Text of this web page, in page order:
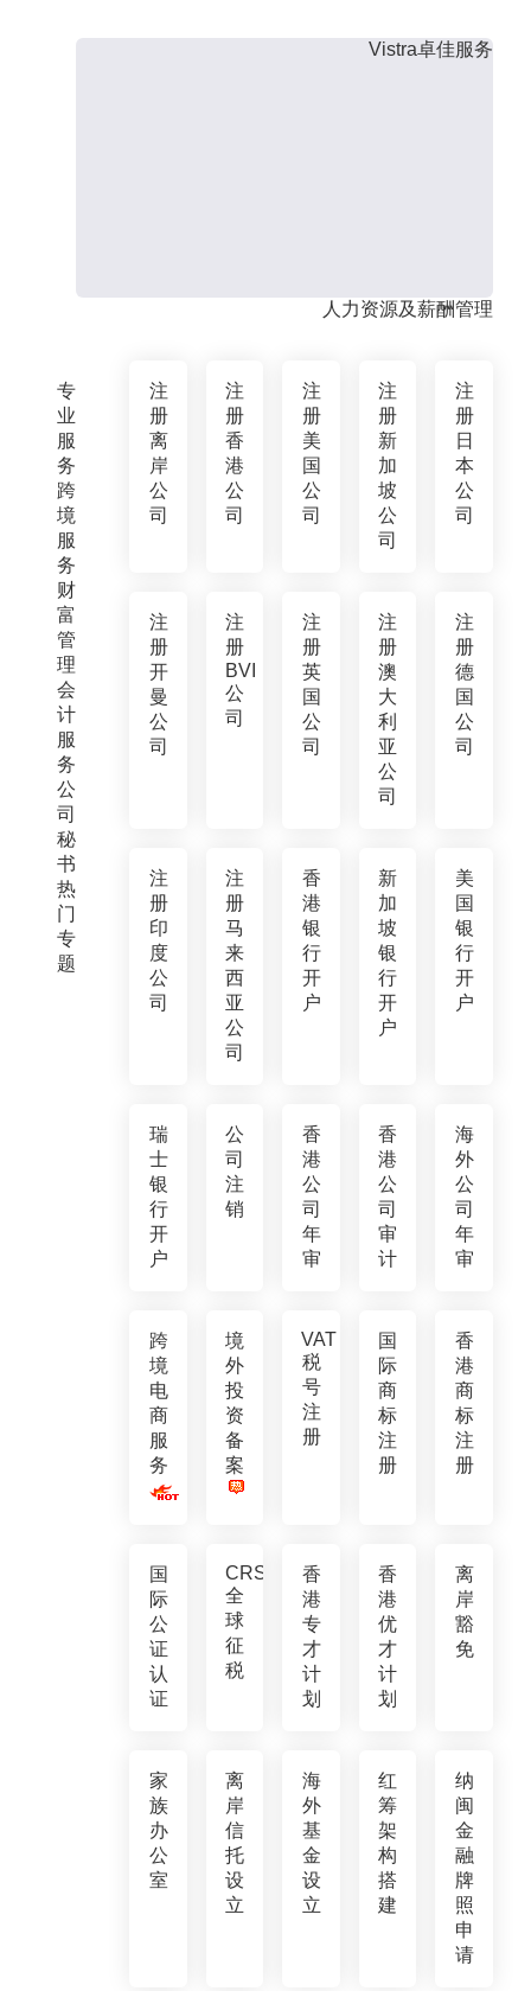
专
业
服
务
跨
境
服
务
财
富
管
理
会
计
服
务
公
司
秘
书
热
门
专
题
Vistra卓佳服务
人力资源及薪酬管理
注
册
离
岸
公
司
注
册
香
港
公
司
注
册
美
国
公
司
注
册
新
加
坡
公
司
注
册
日
本
公
司
注
册
开
曼
公
司
注
册
BVI
公
司
注
册
英
国
公
司
注
册
澳
大
利
亚
公
司
注
册
德
国
公
司
注
册
印
度
公
司
注
册
马
来
西
亚
公
司
香
港
银
行
开
户
新
加
坡
银
行
开
户
美
国
银
行
开
户
瑞
士
银
行
开
户
公
司
注
销
香
港
公
司
年
审
香
港
公
司
审
计
海
外
公
司
年
审
跨
境
电
商
服
务
境
外
投
资
备
案
VAT
税
号
注
册
国
际
商
标
注
册
香
港
商
标
注
册
国
际
公
证
认
证
CRS
全
球
征
税
香
港
专
才
计
划
香
港
优
才
计
划
离
岸
豁
免
家
族
办
公
室
离
岸
信
托
设
立
海
外
基
金
设
立
红
筹
架
构
搭
建
纳
闽
金
融
牌
照
申
请